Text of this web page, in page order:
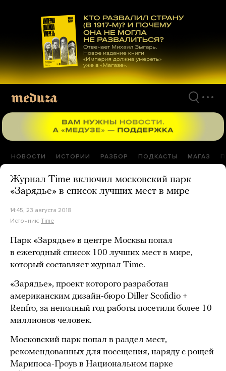
материалам
НОВОСТИ ИСТОРИИ РАЗБОР ПОДКАСТЫ МАГАЗ
Журнал Time включил московский парк
«Зарядье» в список лучших мест в мире
14:45, 23 августа 2018
Источник: Time
Парк «Зарядье» в центре Москвы попал
в ежегодный список 100 лучших мест в мире,
который составляет журнал Time.
«Зарядье», проект которого разработан
американским дизайн-бюро Diller Scofidio +
Renfro, за неполный год работы посетили более 10
миллионов человек.
Московский парк попал в раздел мест,
рекомендованных для посещения, наряду с рощей
Марипоса-Гроув в Национальном парке